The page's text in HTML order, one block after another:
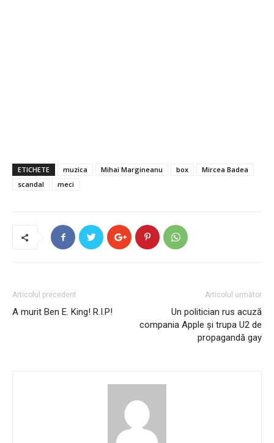
ETICHETE muzica Mihai Margineanu box
Mircea Badea
scandal
meci
Articolul precedent
A murit Ben E. King! R.I.P!
Articolul următor
Un politician rus acuză
compania Apple şi trupa U2 de
propagandă gay